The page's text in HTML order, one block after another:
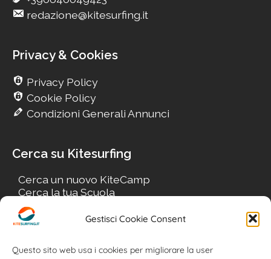
Gestisci Cookie Consent
Questo sito web usa i cookies per migliorare la user
redazione@kitesurfing.it
Privacy & Cookies
Privacy Policy
Cookie Policy
Condizioni Generali Annunci
Cerca su Kitesurfing
Cerca un nuovo KiteCamp
Cerca la tua Scuola
Cerca il tuo KiteSpot
Cerca Accommodation
Cerca il tuo Usato